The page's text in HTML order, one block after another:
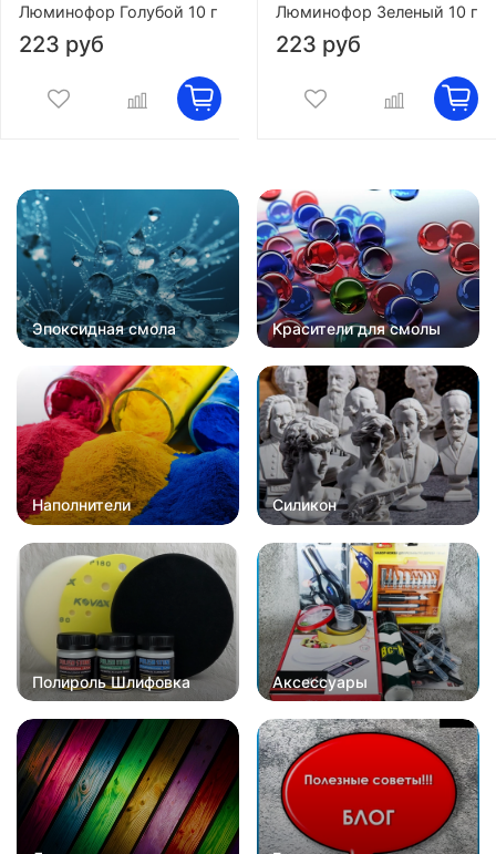
Люминофор Голубой 10 г
223 руб
Люминофор Зеленый 10 г
223 руб
Эпоксидная смола Красители для смолы
Наполнители Силикон
Полироль Шлифовка Аксессуары